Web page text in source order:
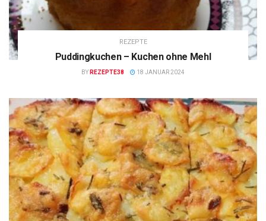
REZEPTE
Puddingkuchen – Kuchen ohne Mehl
BY REZEPTE38 18 JANUAR 2024